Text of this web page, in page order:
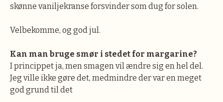
skønne vaniljekranse forsvinder som dug for solen.
Velbekomme, og god jul.
Kan man bruge smør i stedet for margarine?
I princippet ja, men smagen vil ændre sig en hel del.
Jeg ville ikke gøre det, medmindre der var en meget
god grund til det